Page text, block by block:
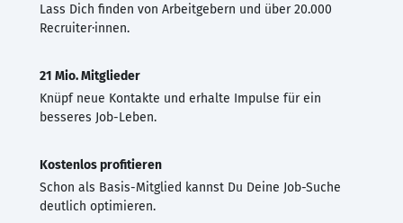
Lass Dich finden von Arbeitgebern und über 20.000
Recruiter·innen.
21 Mio. Mitglieder
Knüpf neue Kontakte und erhalte Impulse für ein
besseres Job-Leben.
Kostenlos profitieren
Schon als Basis-Mitglied kannst Du Deine Job-Suche
deutlich optimieren.